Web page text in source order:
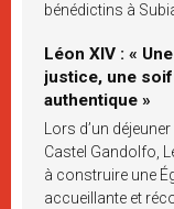
bénédictins à
Léon XIV : «
justice, une
authentique »
Lors d’un
Castel Gandolfo,
à construire une
accueillante et